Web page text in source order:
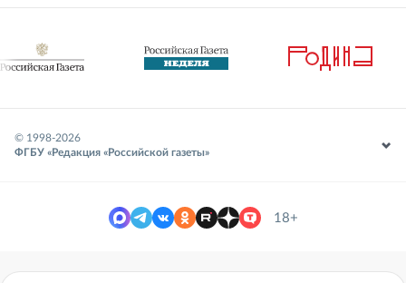
© 1998-2026
ФГБУ «Редакция «Российской газеты»
18+